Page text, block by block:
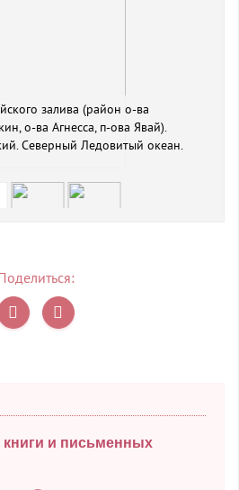
залива (район о-ва
о-ва Агнесса, п-ова Явай).
Северный Ледовитый океан.
и письменных